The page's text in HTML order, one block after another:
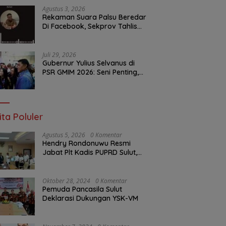
Agustus 3, 2026
Rekaman Suara Palsu Beredar
Di Facebook, Sekprov Tahlis
Juli 29, 2026
Gubernur Yulius Selvanus di
PSR GMIM 2026: Seni Penting,
Poluler
Agustus 5, 2026 0 Komentar
Hendry Rondonuwu Resmi
Jabat Plt Kadis PUPRD Sulut,
Layanan Publik
Oktober 28, 2024 0 Komentar
Pemuda Pancasila Sulut
Deklarasi Dukungan YSK-VM